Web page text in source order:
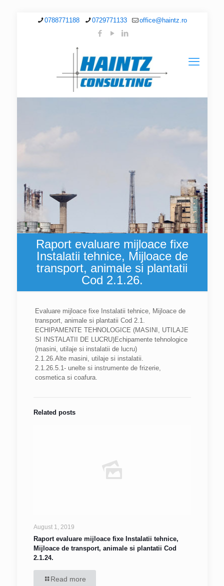
0788771188 0729771133 office@haintz.ro
Raport evaluare mijloace fixe
Instalatii tehnice, Mijloace de
transport, animale si plantatii
Cod 2.1.26.
Evaluare mijloace fixe Instalatii tehnice, Mijloace de
transport, animale si plantatii Cod 2.1.
ECHIPAMENTE TEHNOLOGICE (MASINI, UTILAJE
SI INSTALATII DE LUCRU)Echipamente tehnologice
(masini, utilaje si instalatii de lucru)
2.1.26.Alte masini, utilaje si instalatii.
2.1.26.5.1- unelte si instrumente de frizerie,
cosmetica si coafura.
Related posts
August 1, 2019
Raport evaluare mijloace fixe Instalatii tehnice,
Mijloace de transport, animale si plantatii Cod
2.1.24.
Read more